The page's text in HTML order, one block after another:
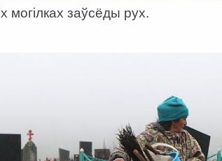
могілках заўсёды рух.